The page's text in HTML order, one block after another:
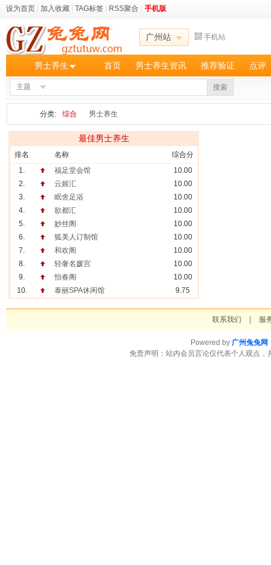
设为首页 加入收藏 TAG标签 RSS聚合 手机版
广州站 手机站
男士养生 首页 男士养生资讯 推荐验证 点评
主题 搜索
分类: 综合 男士养生
最佳男士养生
排名 名称
综合分
1.
福足堂会馆
10.00
2.
云姬汇
10.00
3.
眠舍足浴
10.00
4.
欲都汇
10.00
5.
妙丝阁
10.00
6.
狐美人订制馆
10.00
7.
和欢阁
10.00
8.
轻奢名媛宫
10.00
9.
怡春阁
10.00
10.
泰丽SPA休闲馆 9.75
联系我们 服
Powered by 广州兔兔网
免责声明：站内会员言论仅代表个人观点